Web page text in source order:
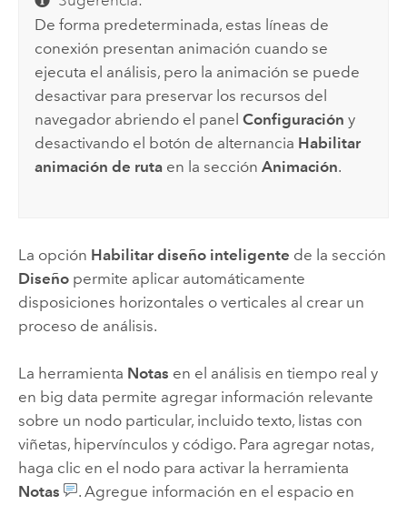
De forma predeterminada, estas líneas de
conexión presentan animación cuando se
ejecuta el análisis, pero la animación se puede
desactivar para preservar los recursos del
navegador abriendo el panelConfiguración y
desactivando el botón de alternancia Habilitar
animación de ruta en la secciónAnimación.
La opción Habilitar diseño inteligente de la sección
Diseñopermite aplicar automáticamente
disposiciones horizontales o verticales al crear un
proceso de análisis.
La herramienta Notas en el análisis en tiempo real y
en big data permite agregar información relevante
sobre un nodo particular, incluido texto, listas con
viñetas, hipervínculos y código.Para agregar notas,
haga clic en el nodo para activar la herramienta
Notas
. Agregue información en el espacio en